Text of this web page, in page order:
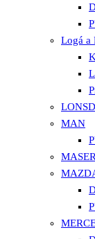
Logá a
MAN